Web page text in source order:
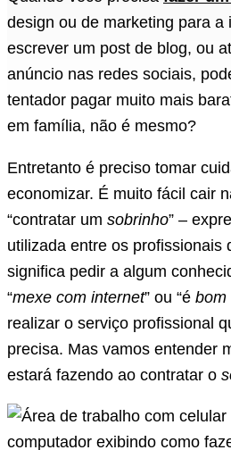
design ou de marketing para a
escrever um post de blog, ou
anúncio nas redes sociais,
tentador pagar muito mais
em família, não é mesmo?
Entretanto é preciso tomar
economizar. É muito fácil cair
“contratar um sobrinho” –
utilizada entre os profissionais
significa pedir a algum
“mexe com internet” ou “é bom
realizar o serviço profissional
precisa. Mas vamos entender
estará fazendo ao contratar o